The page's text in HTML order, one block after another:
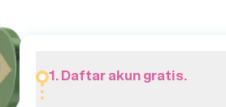
1. Daftar akun gratis.